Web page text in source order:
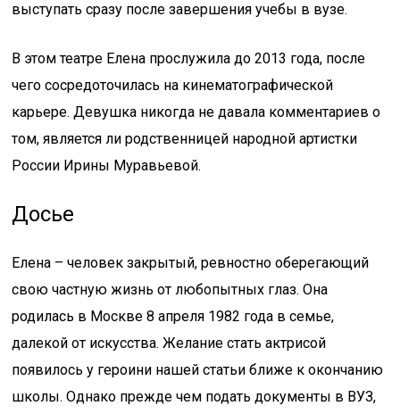
выступать сразу после завершения учебы в вузе.
В этом театре Елена прослужила до 2013 года, после
чего сосредоточилась на кинематографической
карьере. Девушка никогда не давала комментариев о
том, является ли родственницей народной артистки
России Ирины Муравьевой.
Досье
Елена – человек закрытый, ревностно оберегающий
свою частную жизнь от любопытных глаз. Она
родилась в Москве 8 апреля 1982 года в семье,
далекой от искусства. Желание стать актрисой
появилось у героини нашей статьи ближе к окончанию
школы. Однако прежде чем подать документы в ВУЗ,